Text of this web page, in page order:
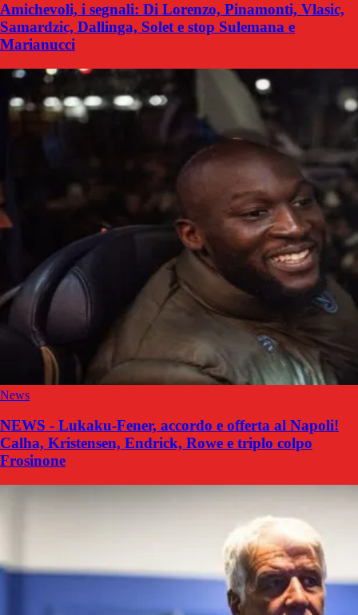
Amichevoli, i segnali: Di Lorenzo, Pinamonti, Vlasic,
Samardzic, Dallinga, Solet e stop Sulemana e
Marianucci
News
NEWS - Lukaku-Fener, accordo e offerta al Napoli!
Calha, Kristensen, Endrick, Rowe e triplo colpo
Frosinone